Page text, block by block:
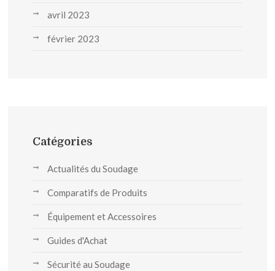
avril 2023
février 2023
Catégories
Actualités du Soudage
Comparatifs de Produits
Équipement et Accessoires
Guides d'Achat
Sécurité au Soudage